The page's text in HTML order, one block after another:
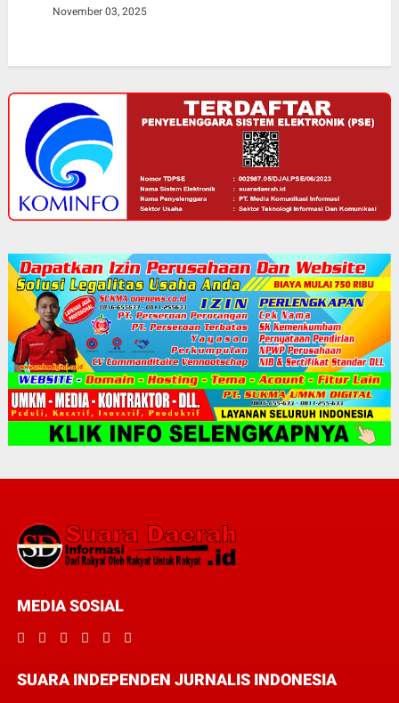
November 03, 2025
MEDIA SOSIAL
SUARA INDEPENDEN JURNALIS INDONESIA